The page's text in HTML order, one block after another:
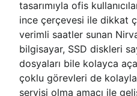
tasarımıyla ofis
ince çerçevesi ile dikkat
verimli saatler sunan
bilgisayar, SSD diskleri
dosyaları bile kolayca
çoklu görevleri de
servisi olma amacı ile